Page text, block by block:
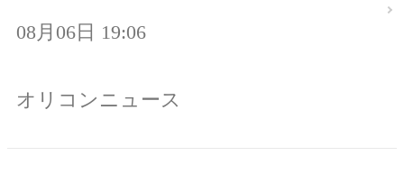
08月06日 19:06
オリコンニュース